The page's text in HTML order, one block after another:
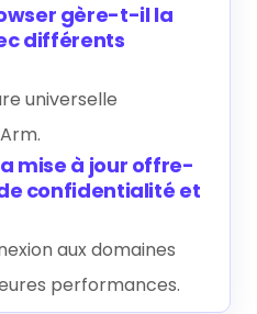
gère-t-il la
différents
universelle
mise à jour offre-
confidentialité et
aux domaines
performances.